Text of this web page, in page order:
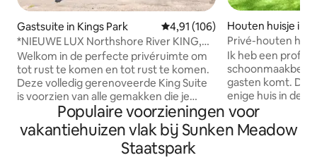
Gastsuite in Kings Park Gemiddelde beoordeling van
4,91 (106)
*NIEUWE LUX Northshore River KING,
privacydek/tuin
Welkom in de perfecte privéruimte om
tot rust te komen en tot rust te komen.
Deze volledig gerenoveerde King Suite
is voorzien van alle gemakken die je
nodig hebt voor een geweldig verblijf -
plus een aantal kleine details waarvan we
hopen dat je je speciaal voelt. De
Northshore Corner Oasis, is een prima
Houten huisje in
Privé-houten
Ik heb een
gasten komt. De
enige huis in de
bosrijke park van
Krijg het gevoel
vergelijkbaar met
Populaire voorzieningen voor
vakantiehuizen vlak bij Sunken Meadow
Staatspark